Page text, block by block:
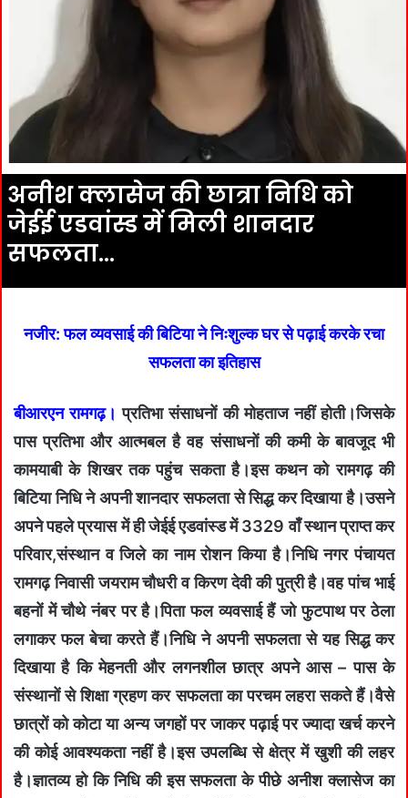
अनीश क्लासेज की छात्रा निधि को
जेईई एडवांस्ड में मिली शानदार
सफलता…
नजीर: फल व्यवसाई की बिटिया ने निःशुल्क घर से पढ़ाई करके रचा
सफलता का इतिहास
बीआरएन रामगढ़। प्रतिभा संसाधनों की मोहताज नहीं होती।जिसके
पास प्रतिभा और आत्मबल है वह संसाधनों की कमी के बावजूद भी
कामयाबी के शिखर तक पहुंच सकता है।इस कथन को रामगढ़ की
बिटिया निधि ने अपनी शानदार सफलता से सिद्ध कर दिखाया है।उसने
अपने पहले प्रयास में ही जेईई एडवांस्ड में 3329 वाँ स्थान प्राप्त कर
परिवार,संस्थान व जिले का नाम रोशन किया है।निधि नगर पंचायत
रामगढ़ निवासी जयराम चौधरी व किरण देवी की पुत्री है।वह पांच भाई
बहनों में चौथे नंबर पर है।पिता फल व्यवसाई हैं जो फुटपाथ पर ठेला
लगाकर फल बेचा करते हैं।निधि ने अपनी सफलता से यह सिद्ध कर
दिखाया है कि मेहनती और लगनशील छात्र अपने आस – पास के
संस्थानों से शिक्षा ग्रहण कर सफलता का परचम लहरा सकते हैं।वैसे
छात्रों को कोटा या अन्य जगहों पर जाकर पढ़ाई पर ज्यादा खर्च करने
की कोई आवश्यकता नहीं है।इस उपलब्धि से क्षेत्र में खुशी की लहर
है।ज्ञातव्य हो कि निधि की इस सफलता के पीछे अनीश क्लासेज का